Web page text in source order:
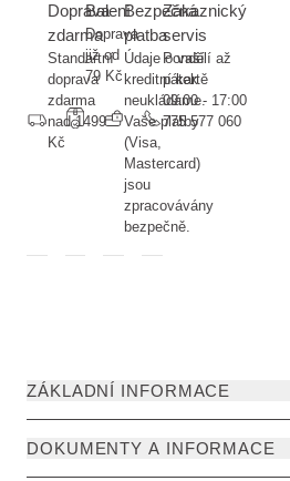
Doprava
zdarma
Standartní
doprava
zdarma
nad 1499
Kč
Balení
Doprava
již od
79 Kč
Bezpečná
platba
Údaje o vaší
kreditní kartě
neukládáme.
Vaše platby
(Visa,
Mastercard)
jsou
zpracovávány
bezpečně.
Zákaznický
servis
Pondělí až
pátek
09:00 - 17:00
775 577 060
ZÁKLADNÍ INFORMACE
DOKUMENTY A INFORMACE